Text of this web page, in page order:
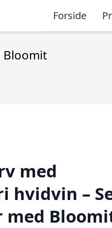
Forside
Bloomit
med
hvidvin –
med